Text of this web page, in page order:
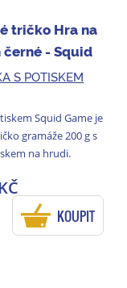
tričko Hra na
černé - Squid
02
S POTISKEM
Squid Game je
gramáže 200 g s
na hrudi.
KOUPIT